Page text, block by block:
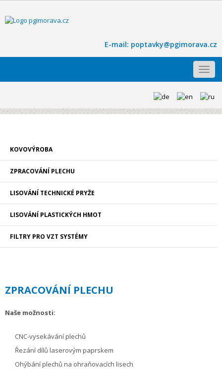
E-mail: poptavky@pgimorava.cz
KOVOVÝROBA
ZPRACOVÁNÍ PLECHU
LISOVÁNÍ TECHNICKÉ PRYŽE
LISOVÁNÍ PLASTICKÝCH HMOT
FILTRY PRO VZT SYSTÉMY
ZPRACOVÁNÍ PLECHU
Naše možnosti:
CNC-vysekávání plechů
Řezání dílů laserovým paprskem
Ohýbání plechů na ohraňovacích lisech